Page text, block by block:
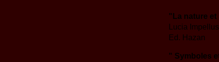
"La nature
Lucia
Ed. Hazan
" Symboles